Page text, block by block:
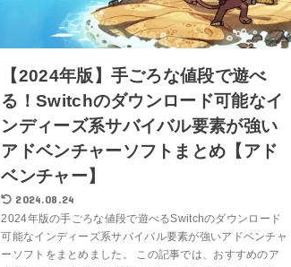
【2024年版】手ごろな値段で遊べ
る！Switchのダウンロード可能なイ
ンディーズ系サバイバル要素が強い
アドベンチャーソフトまとめ【アド
ベンチャー】
2024.08.24
2024年版の手ごろな値段で遊べるSwitchのダウンロード
可能なインディーズ系サバイバル要素が強いアドベンチャ
ーソフトをまとめました。 この記事では、おすすめのア